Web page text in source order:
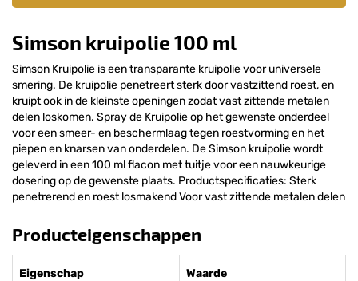
Simson kruipolie 100 ml
Simson Kruipolie is een transparante kruipolie voor universele
smering. De kruipolie penetreert sterk door vastzittend roest, en
kruipt ook in de kleinste openingen zodat vast zittende metalen
delen loskomen. Spray de Kruipolie op het gewenste onderdeel
voor een smeer- en beschermlaag tegen roestvorming en het
piepen en knarsen van onderdelen. De Simson kruipolie wordt
geleverd in een 100 ml flacon met tuitje voor een nauwkeurige
dosering op de gewenste plaats. Productspecificaties: Sterk
penetrerend en roest losmakend Voor vast zittende metalen delen
Producteigenschappen
Eigenschap Waarde